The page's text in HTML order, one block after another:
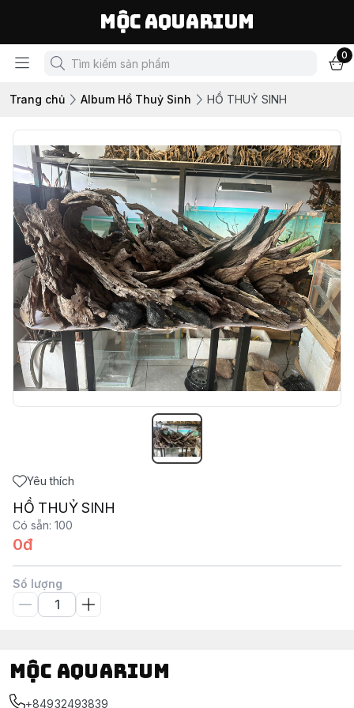
Mộc Aquarium
0
Trang chủ Album Hồ Thuỷ Sinh HỒ THUỶ SINH
Yêu thích
HỒ THUỶ SINH
Có sẵn: 100
0đ
Số lượng
Mộc Aquarium
+84932493839